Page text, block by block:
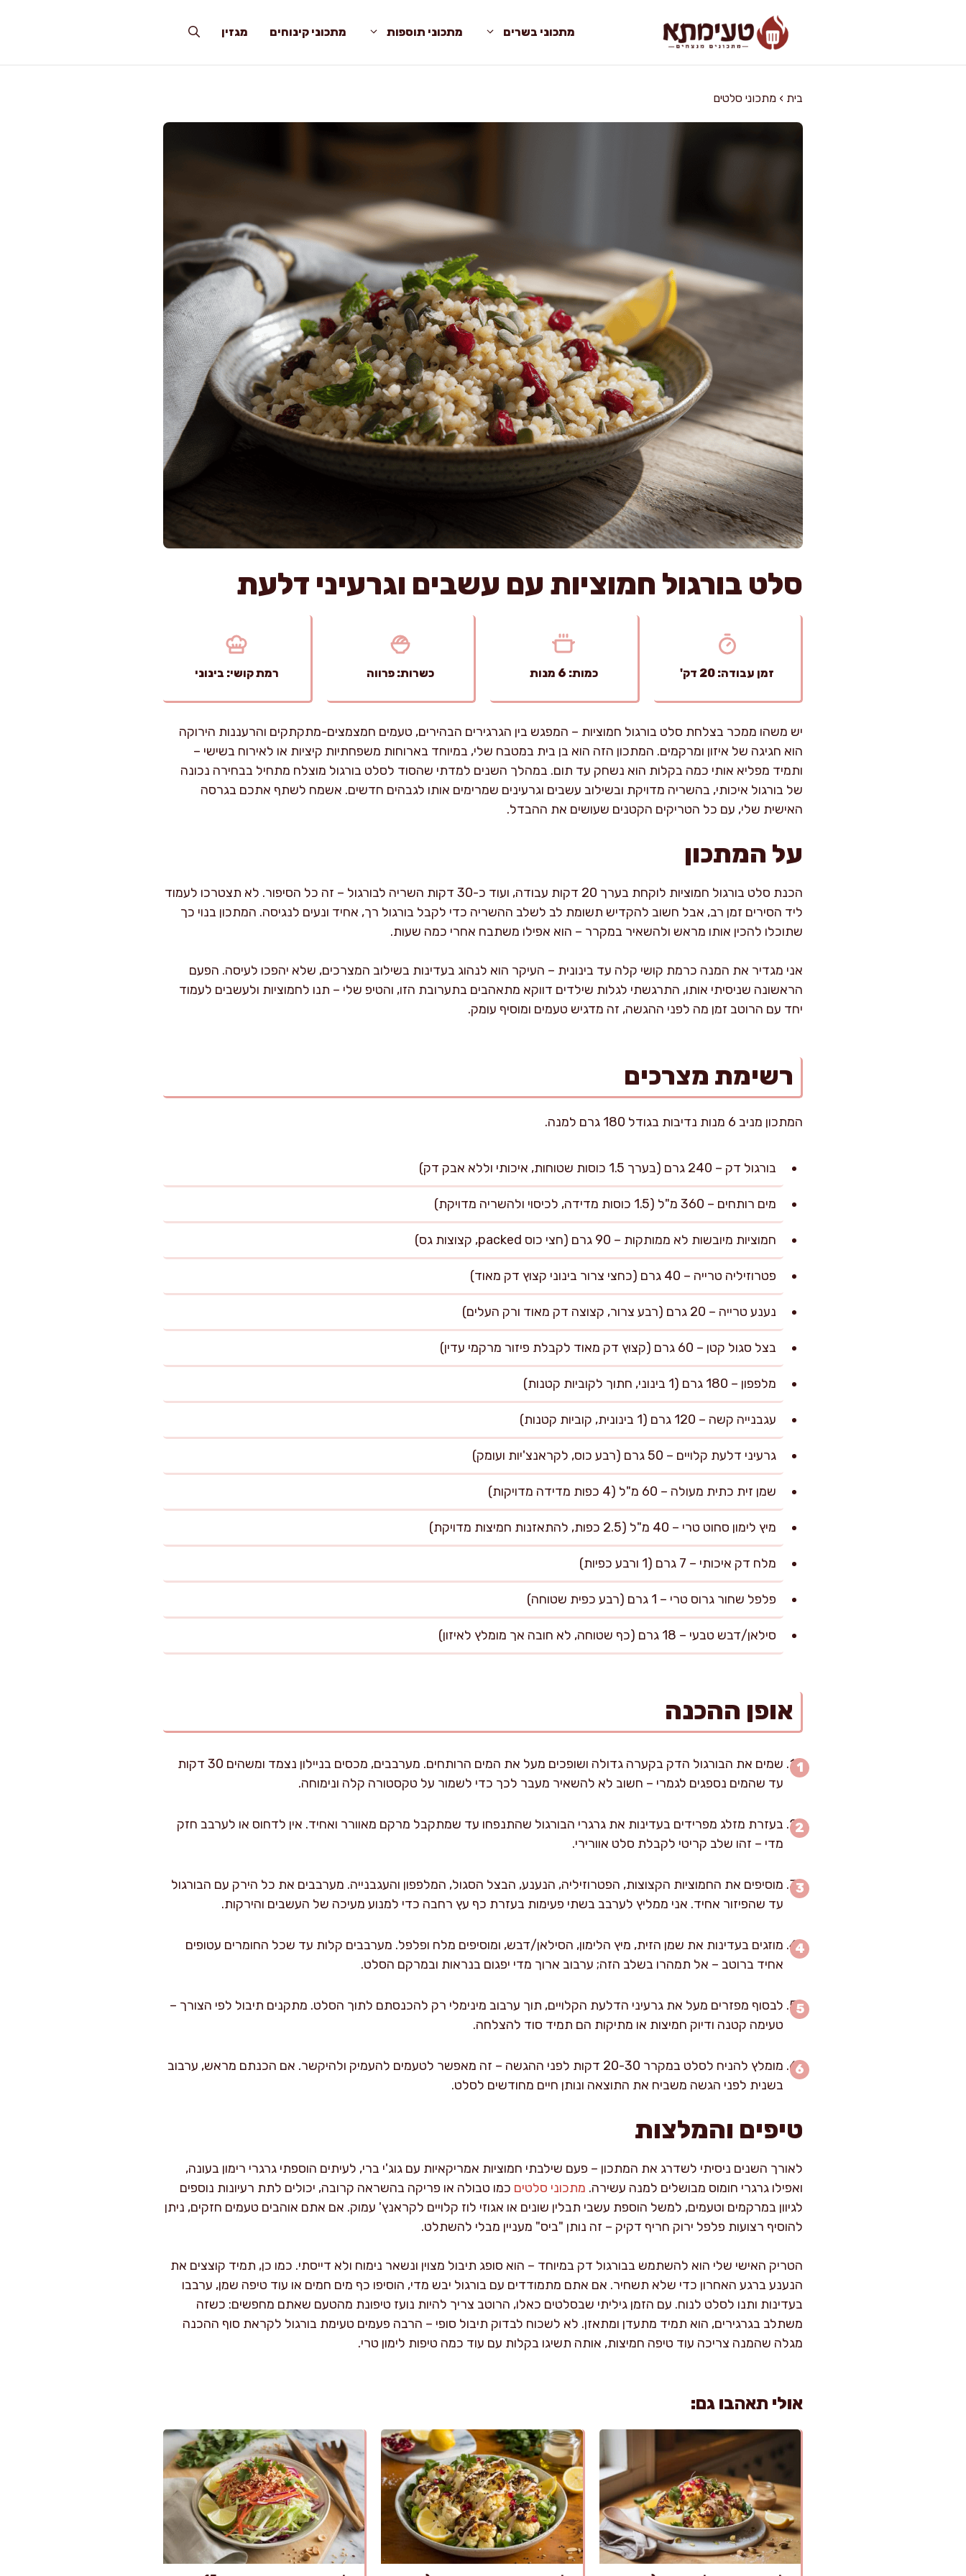
מתכוני בשרים מתכוני תוספות מתכוני קינוחים מגזין
בית › מתכוני סלטים
סלט בורגול חמוציות עם עשבים וגרעיני דלעת
זמן עבודה: 20 דק' כמות: 6 מנות כשרות: פרווה רמת קושי: בינוני
יש משהו ממכר בצלחת סלט בורגול חמוציות – המפגש בין הגרגירים הבהירים, טעמים חמצמצים-מתקתקים והרעננות הירוקה
הוא חגיגה של איזון ומרקמים. המתכון הזה הוא בן בית במטבח שלי, במיוחד בארוחות משפחתיות קיציות או לאירוח בשישי –
ותמיד מפליא אותי כמה בקלות הוא נשחק עד תום. במהלך השנים למדתי שהסוד לסלט בורגול מוצלח מתחיל בבחירה נכונה
של בורגול איכותי, בהשריה מדויקת ובשילוב עשבים וגרעינים שמרימים אותו לגבהים חדשים. אשמח לשתף אתכם בגרסה
האישית שלי, עם כל הטריקים הקטנים שעושים את ההבדל.
על המתכון
הכנת סלט בורגול חמוציות לוקחת בערך 20 דקות עבודה, ועוד כ-30 דקות השריה לבורגול – זה כל הסיפור. לא תצטרכו לעמוד
ליד הסירים זמן רב, אבל חשוב להקדיש תשומת לב לשלב ההשריה כדי לקבל בורגול רך, אחיד ונעים לנגיסה. המתכון בנוי כך
שתוכלו להכין אותו מראש ולהשאיר במקרר – הוא אפילו משתבח אחרי כמה שעות.
אני מגדיר את המנה כרמת קושי קלה עד בינונית – העיקר הוא לנהוג בעדינות בשילוב המצרכים, שלא יהפכו לעיסה. הפעם
הראשונה שניסיתי אותו, התרגשתי לגלות שילדים דווקא מתאהבים בתערובת הזו, והטיפ שלי – תנו לחמוציות ולעשבים לעמוד
יחד עם הרוטב זמן מה לפני ההגשה, זה מדגיש טעמים ומוסיף עומק.
רשימת מצרכים
המתכון מניב 6 מנות נדיבות בגודל 180 גרם למנה.
בורגול דק – 240 גרם (בערך 1.5 כוסות שטוחות, איכותי וללא אבק דק)
מים רותחים – 360 מ"ל (1.5 כוסות מדידה, לכיסוי ולהשריה מדויקת)
חמוציות מיובשות לא ממותקות – 90 גרם (חצי כוס packed, קצוצות גס)
פטרוזיליה טרייה – 40 גרם (כחצי צרור בינוני קצוץ דק מאוד)
נענע טרייה – 20 גרם (רבע צרור, קצוצה דק מאוד ורק העלים)
בצל סגול קטן – 60 גרם (קצוץ דק מאוד לקבלת פיזור מרקמי עדין)
מלפפון – 180 גרם (1 בינוני, חתוך לקוביות קטנות)
עגבנייה קשה – 120 גרם (1 בינונית, קוביות קטנות)
גרעיני דלעת קלויים – 50 גרם (רבע כוס, לקראנצ'יות ועומק)
שמן זית כתית מעולה – 60 מ"ל (4 כפות מדידה מדויקות)
מיץ לימון סחוט טרי – 40 מ"ל (2.5 כפות, להתאזנות חמיצות מדויקת)
מלח דק איכותי – 7 גרם (1 ורבע כפיות)
פלפל שחור גרוס טרי – 1 גרם (רבע כפית שטוחה)
סילאן/דבש טבעי – 18 גרם (כף שטוחה, לא חובה אך מומלץ לאיזון)
אופן ההכנה
שמים את הבורגול הדק בקערה גדולה ושופכים מעל את המים הרותחים. מערבבים, מכסים בניילון נצמד ומשהים 30 דקות
עד שהמים נספגים לגמרי – חשוב לא להשאיר מעבר לכך כדי לשמור על טקסטורה קלה ונימוחה.
בעזרת מזלג מפרידים בעדינות את גרגרי הבורגול שהתנפחו עד שמתקבל מרקם מאוורר ואחיד. אין לדחוס או לערבב חזק
מדי – זהו שלב קריטי לקבלת סלט אוורירי.
מוסיפים את החמוציות הקצוצות, הפטרוזיליה, הנענע, הבצל הסגול, המלפפון והעגבנייה. מערבבים את כל הירק עם הבורגול
עד שהפיזור אחיד. אני ממליץ לערבב בשתי פעימות בעזרת כף עץ רחבה כדי למנוע מעיכה של העשבים והירקות.
מוזגים בעדינות את שמן הזית, מיץ הלימון, הסילאן/דבש, ומוסיפים מלח ופלפל. מערבבים קלות עד שכל החומרים עטופים
אחיד ברוטב – אל תמהרו בשלב הזה; ערבוב ארוך מדי יפגום בנראות ובמרקם הסלט.
לבסוף מפזרים מעל את גרעיני הדלעת הקלויים, תוך ערבוב מינימלי רק להכנסתם לתוך הסלט. מתקנים תיבול לפי הצורך –
טעימה קטנה ודיוק חמיצות או מתיקות הם תמיד סוד להצלחה.
מומלץ להניח לסלט במקרר 20-30 דקות לפני ההגשה – זה מאפשר לטעמים להעמיק ולהיקשר. אם הכנתם מראש, ערבוב
בשנית לפני הגשה משביח את התוצאה ונותן חיים מחודשים לסלט.
טיפים והמלצות
לאורך השנים ניסיתי לשדרג את המתכון – פעם שילבתי חמוציות אמריקאיות עם גוג'י ברי, לעיתים הוספתי גרגרי רימון בעונה,
ואפילו גרגרי חומוס מבושלים למנה עשירה. מתכוני סלטים כמו טבולה או פריקה בהשראה קרובה, יכולים לתת רעיונות נוספים
לגיוון במרקמים וטעמים, למשל הוספת עשבי תבלין שונים או אגוזי לוז קלויים לקראנץ' עמוק. אם אתם אוהבים טעמים חזקים, ניתן
להוסיף רצועות פלפל ירוק חריף דקיק – זה נותן "ביס" מעניין מבלי להשתלט.
הטריק האישי שלי הוא להשתמש בבורגול דק במיוחד – הוא סופג תיבול מצוין ונשאר נימוח ולא דייסתי. כמו כן, תמיד קוצצים את
הנענע ברגע האחרון כדי שלא תשחיר. אם אתם מתמודדים עם בורגול יבש מדי, הוסיפו כף מים חמים או עוד טיפה שמן, ערבבו
בעדינות ותנו לסלט לנוח. עם הזמן גיליתי שבסלטים כאלו, הרוטב צריך להיות נועז טיפונת מהטעם שאתם מחפשים: כשזה
משתלב בגרגירים, הוא תמיד מתעדן ומתאזן. לא לשכוח לבדוק תיבול סופי – הרבה פעמים טעימת בורגול לקראת סוף ההכנה
מגלה שהמנה צריכה עוד טיפה חמיצות, אותה תשיגו בקלות עם עוד כמה טיפות לימון טרי.
אולי תאהבו גם: